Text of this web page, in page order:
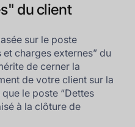
du client
sur le poste
et charges externes” du
de cerner la
de votre client sur la
le poste “Dettes
à la clôture de